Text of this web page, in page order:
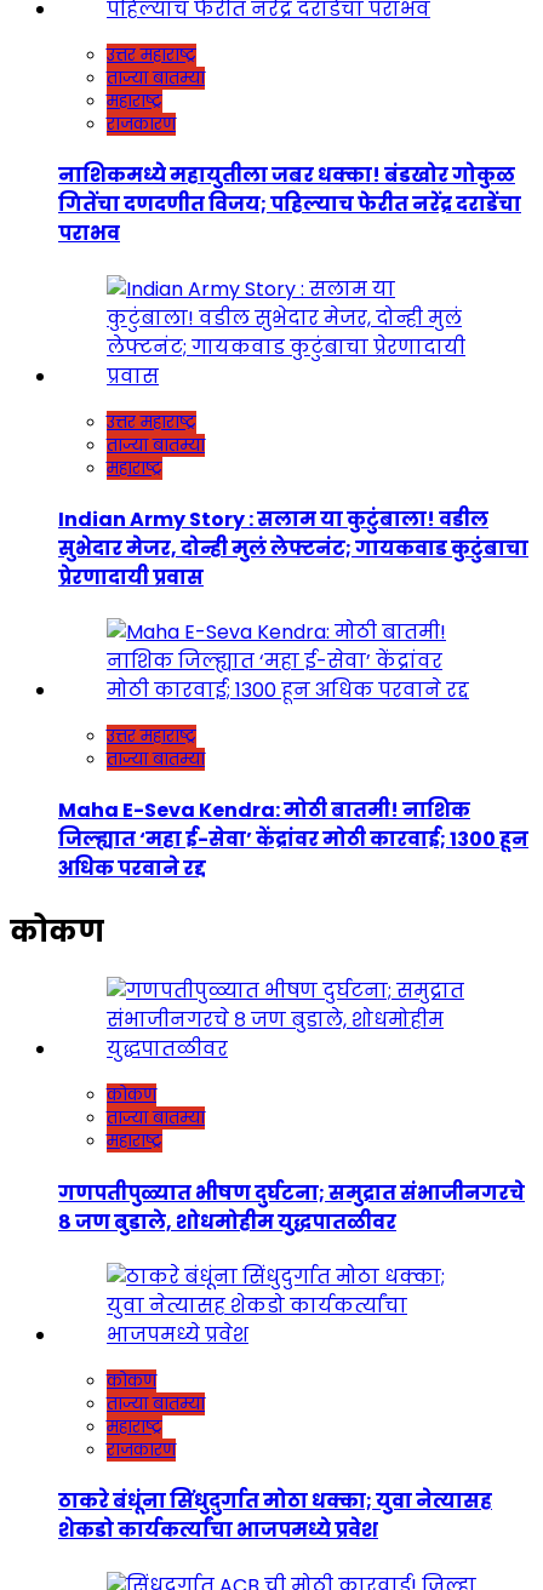
उत्तर महाराष्ट्र
ताज्या बातम्या
महाराष्ट्र
राजकारण
नाशिकमध्ये महायुतीला जबर धक्का! बंडखोर गोकुळ
गितेंचा दणदणीत विजय; पहिल्याच फेरीत नरेंद्र दराडेंचा
पराभव
उत्तर महाराष्ट्र
ताज्या बातम्या
महाराष्ट्र
Indian Army Story : सलाम या कुटुंबाला! वडील
सुभेदार मेजर, दोन्ही मुलं लेफ्टनंट; गायकवाड कुटुंबाचा
प्रेरणादायी प्रवास
उत्तर महाराष्ट्र
ताज्या बातम्या
Maha E-Seva Kendra: मोठी बातमी! नाशिक
जिल्ह्यात ‘महा ई-सेवा’ केंद्रांवर मोठी कारवाई; 1300 हून
अधिक परवाने रद्द
कोकण
कोकण
ताज्या बातम्या
महाराष्ट्र
गणपतीपुळ्यात भीषण दुर्घटना; समुद्रात संभाजीनगरचे
८ जण बुडाले, शोधमोहीम युद्धपातळीवर
कोकण
ताज्या बातम्या
महाराष्ट्र
राजकारण
ठाकरे बंधूंना सिंधुदुर्गात मोठा धक्का; युवा नेत्यासह
शेकडो कार्यकर्त्यांचा भाजपमध्ये प्रवेश